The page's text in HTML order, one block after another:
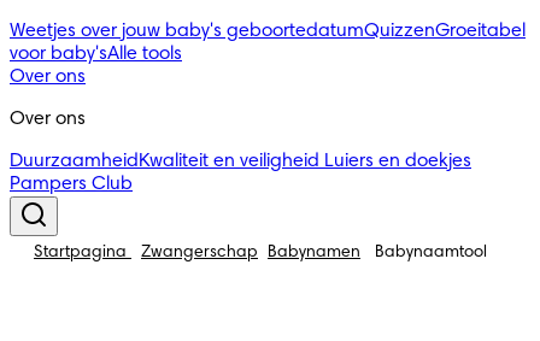
Weetjes over jouw baby's geboortedatumQuizzenGroeitabel
voor baby'sAlle tools
Over ons
Over ons
Duurzaamheid Kwaliteit en veiligheid Luiers en doekjes
Pampers Club
Startpagina Zwangerschap Babynamen Babynaamtool